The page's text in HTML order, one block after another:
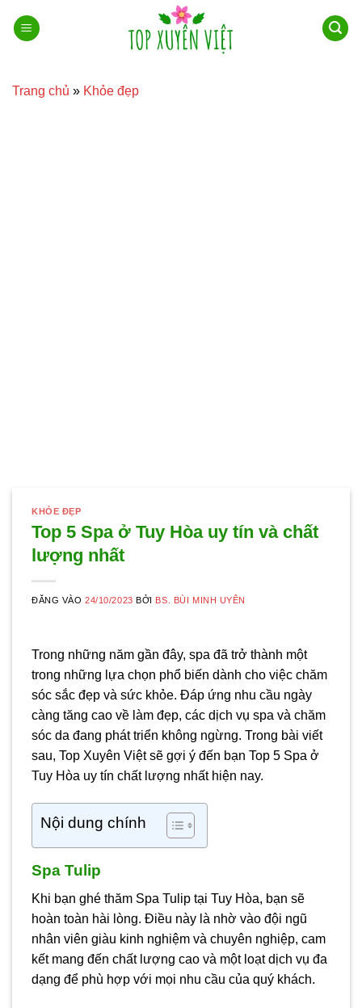
qua
Trang chủ » Khỏe đẹp
KHỎE ĐẸP
Top 5 Spa ở Tuy Hòa uy tín và chất
lượng nhất
ĐĂNG VÀO24/10/2023 BỞI BS. BÙI MINH UYÊN
Trong những năm gần đây, spa đã trở thành một
trong những lựa chọn phổ biến dành cho việc chăm
sóc sắc đẹp và sức khỏe. Đáp ứng nhu cầu ngày
càng tăng cao về làm đẹp, các dịch vụ spa và chăm
sóc da đang phát triển không ngừng. Trong bài viết
sau, Top Xuyên Việt sẽ gợi ý đến bạn Top 5 Spa ở
Tuy Hòa uy tín chất lượng nhất hiện nay.
Nội dung chính
Spa Tulip
Khi bạn ghé thăm Spa Tulip tại Tuy Hòa, bạn sẽ
hoàn toàn hài lòng. Điều này là nhờ vào đội ngũ
nhân viên giàu kinh nghiệm và chuyên nghiệp, cam
kết mang đến chất lượng cao và một loạt dịch vụ đa
dạng để phù hợp với mọi nhu cầu của quý khách.